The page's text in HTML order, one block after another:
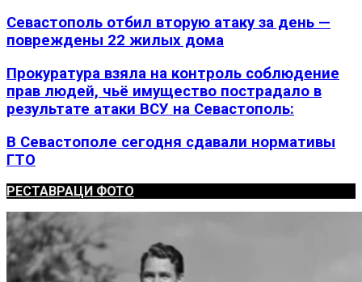
Севастополь отбил вторую атаку за день —
повреждены 22 жилых дома
Прокуратура взяла на контроль соблюдение
прав людей, чьё имущество пострадало в
результате атаки ВСУ на Севастополь:
В Севастополе сегодня сдавали нормативы
ГТО
РЕСТАВРАЦИ ФОТО